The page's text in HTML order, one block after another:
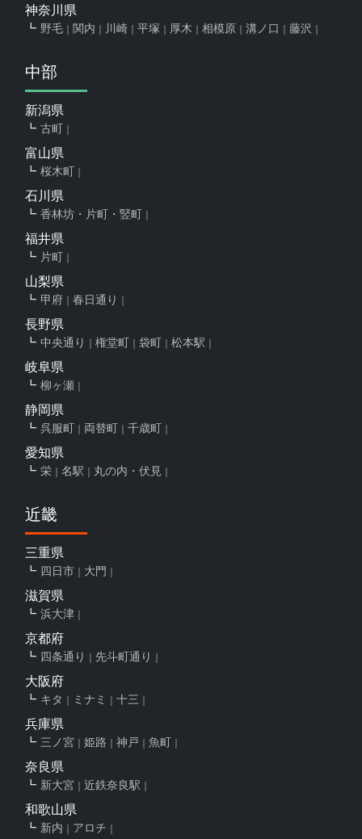
神奈川県
野毛 関内 川崎 平塚 厚木 相模原 溝ノ口 藤沢
中部
新潟県
古町
富山県
桜木町
石川県
香林坊・片町・竪町
福井県
片町
山梨県
甲府 春日通り
長野県
中央通り 権堂町 袋町 松本駅
岐阜県
柳ヶ瀬
静岡県
呉服町 両替町 千歳町
愛知県
栄 名駅 丸の内・伏見
近畿
三重県
四日市 大門
滋賀県
浜大津
京都府
四条通り 先斗町通り
大阪府
キタ ミナミ 十三
兵庫県
三ノ宮 姫路 神戸 魚町
奈良県
新大宮 近鉄奈良駅
和歌山県
新内 アロチ